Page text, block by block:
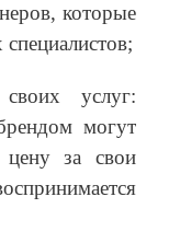
которые
услуг:
могут
цену за свои